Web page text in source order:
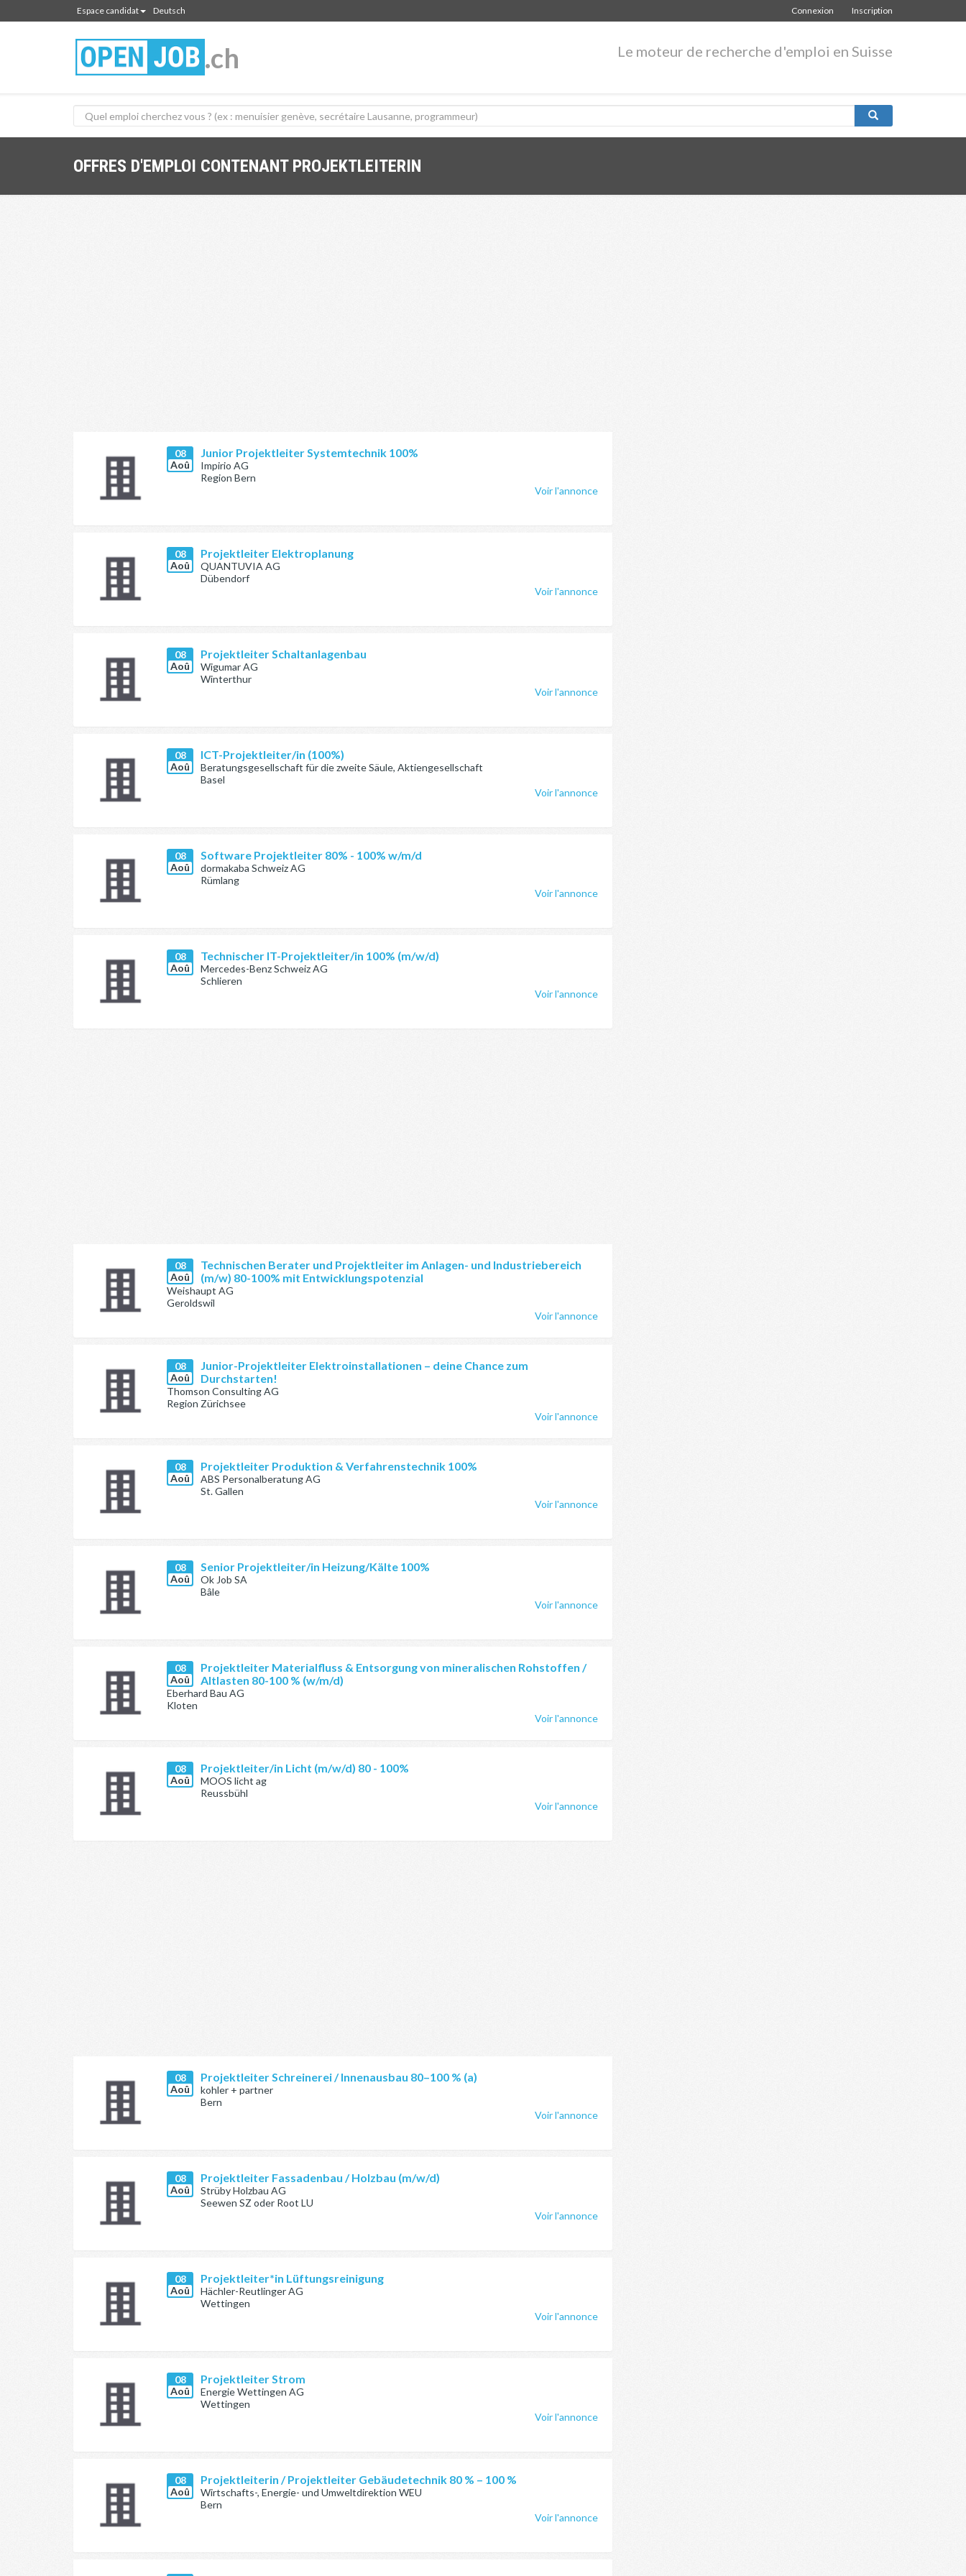
Espace candidat Deutsch Inscription
Connexion
.ch Le moteur de recherche d'emploi en Suisse
OFFRES D'EMPLOI CONTENANT PROJEKTLEITERIN
08
Aoû
Junior Projektleiter Systemtechnik 100%
Impirio AG
Region Bern
Voir l'annonce
08
Aoû
Projektleiter Elektroplanung
QUANTUVIA AG
Dübendorf
Voir l'annonce
08
Aoû
Projektleiter Schaltanlagenbau
Wigumar AG
Winterthur
Voir l'annonce
08
Aoû
ICT-Projektleiter/in (100%)
Beratungsgesellschaft für die zweite Säule, Aktiengesellschaft
Basel
Voir l'annonce
08
Aoû
Software Projektleiter 80% - 100% w/m/d
dormakaba Schweiz AG
Rümlang
Voir l'annonce
08
Aoû
Technischer IT-Projektleiter/in 100% (m/w/d)
Mercedes-Benz Schweiz AG
Schlieren
Voir l'annonce
08
Aoû
Technischen Berater und Projektleiter im Anlagen- und Industriebereich
(m/w) 80-100% mit Entwicklungspotenzial
Weishaupt AG
Geroldswil
Voir l'annonce
08
Aoû
Junior-Projektleiter Elektroinstallationen – deine Chance zum
Durchstarten!
Thomson Consulting AG
Region Zürichsee
Voir l'annonce
08
Aoû
Projektleiter Produktion & Verfahrenstechnik 100%
ABS Personalberatung AG
St. Gallen
Voir l'annonce
08
Aoû
Senior Projektleiter/in Heizung/Kälte 100%
Ok Job SA
Bâle
Voir l'annonce
08
Aoû
Projektleiter Materialfluss & Entsorgung von mineralischen Rohstoffen /
Altlasten 80-100 % (w/m/d)
Eberhard Bau AG
Kloten
Voir l'annonce
08
Aoû
Projektleiter/in Licht (m/w/d) 80 - 100%
MOOS licht ag
Reussbühl
Voir l'annonce
08
Aoû
Projektleiter Schreinerei / Innenausbau 80–100 % (a)
kohler + partner
Bern
Voir l'annonce
08
Aoû
Projektleiter Fassadenbau / Holzbau (m/w/d)
Strüby Holzbau AG
Seewen SZ oder Root LU
Voir l'annonce
08
Aoû
Projektleiter*in Lüftungsreinigung
Hächler-Reutlinger AG
Wettingen
Voir l'annonce
08
Aoû
Projektleiter Strom
Energie Wettingen AG
Wettingen
Voir l'annonce
08
Aoû
Projektleiterin / Projektleiter Gebäudetechnik 80 % – 100 %
Wirtschafts-, Energie- und Umweltdirektion WEU
Bern
Voir l'annonce